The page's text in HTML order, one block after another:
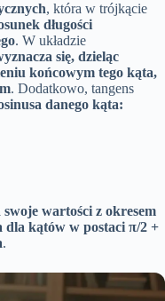
, która w trójkącie
długości
. W układzie
się, dzieląc
końcowym tego kąta,
. Dodatkowo, tangens
danego kąta:
wartości z okresem
dla kątów w postaci π/2 +
.